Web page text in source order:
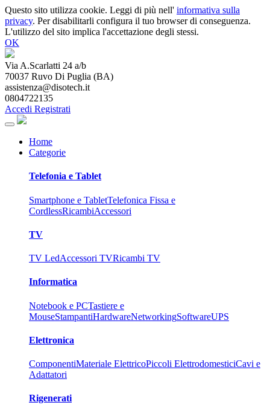
Questo sito utilizza cookie. Leggi di più nell' informativa sulla
privacy. Per disabilitarli configura il tuo browser di conseguenza.
L'utilizzo del sito implica l'accettazione degli stessi.
OK
Via A.Scarlatti 24 a/b
70037 Ruvo Di Puglia (BA)
assistenza@disotech.it
0804722135
Accedi Registrati
Home
Categorie
Telefonia e Tablet
Smartphone e TabletTelefonica Fissa e
CordlessRicambiAccessori
TV
TV LedAccessori TVRicambi TV
Informatica
Notebook e PCTastiere e
MouseStampantiHardwareNetworkingSoftwareUPS
Elettronica
ComponentiMateriale ElettricoPiccoli ElettrodomesticiCavi e
Adattatori
Rigenerati